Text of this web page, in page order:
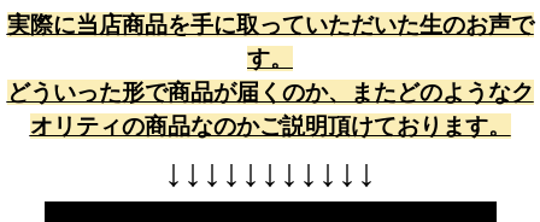
実際に当店商品を手に取っていただいた生のお声で
す。
どういった形で商品が届くのか、またどのようなク
オリティの商品なのかご説明頂けております。
↓ ↓ ↓ ↓ ↓ ↓ ↓ ↓ ↓ ↓ ↓